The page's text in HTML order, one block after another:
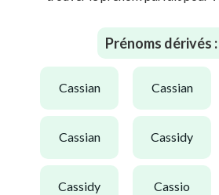
Prénoms dérivés :
cassian cassian
cassian cassidy
cassidy cassio